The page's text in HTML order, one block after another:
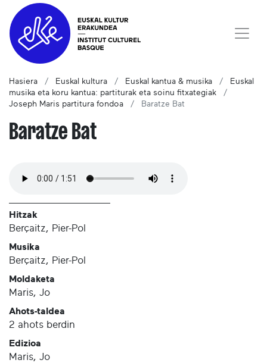
Hasiera Euskal kultura Euskal kantua & musika
Euskal
musika eta koru kantua: partiturak eta soinu fitxategiak
Joseph Maris partitura fondoa
Baratze Bat
Baratze Bat
Hitzak
Berçaitz, Pier-Pol
Musika
Berçaitz, Pier-Pol
Moldaketa
Maris, Jo
Ahots-taldea
2 ahots berdin
Edizioa
Maris, Jo